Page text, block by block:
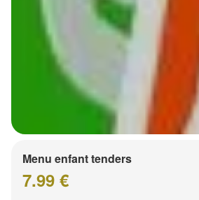
Menu enfant tenders
7.99 €